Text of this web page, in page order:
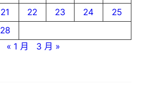
21 22 23 24
25
28
« 1 月
3 月 »